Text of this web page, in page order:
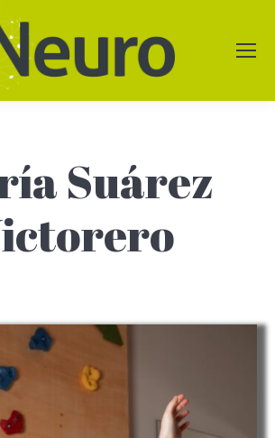
Suárez